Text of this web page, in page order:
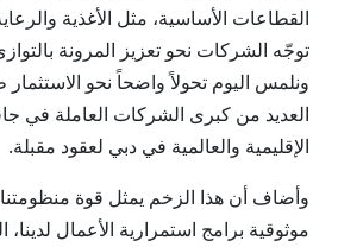
القطاعات الأساسية، مثل الأغذية
توجّه الشركات نحو تعزيز المرونة
ونلمس اليوم تحولاً واضحاً نحو الاستثمار
العديد من كبرى الشركات العاملة في
الإقليمية والعالمية في دبي لعقود مقبلة.
وأضاف أن هذا الزخم يمثل قوة
موثوقية برامج استمرارية الأعمال